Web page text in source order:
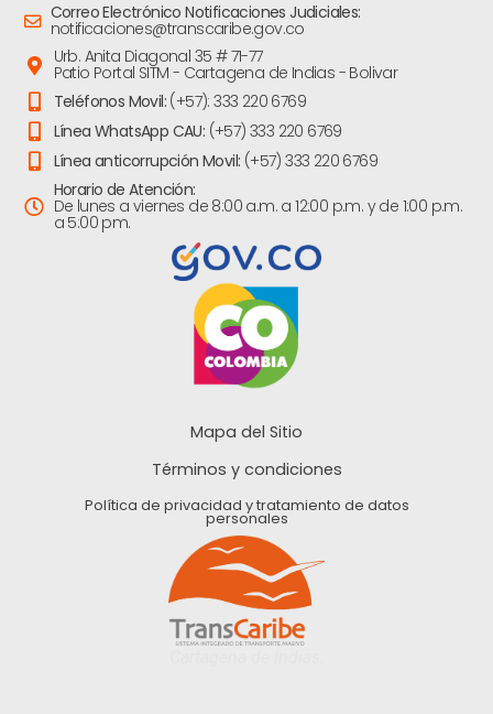
Correo Electrónico Notificaciones Judiciales:
notificaciones@transcaribe.gov.co
Urb. Anita Diagonal 35 # 71-77
Patio Portal SITM - Cartagena de Indias - Bolivar
Teléfonos Movil: (+57): 333 220 6769
Línea WhatsApp CAU: (+57) 333 220 6769
Línea anticorrupción Movil: (+57) 333 220 6769
Horario de Atención:
De lunes a viernes de 8:00 a.m. a 12:00 p.m. y de 1:00 p.m.
a 5:00 pm.
Mapa del Sitio
Términos y condiciones
Política de privacidad y tratamiento de datos
personales